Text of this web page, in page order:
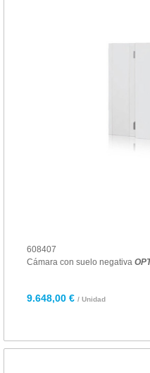
608407
Cámara con suelo negativa
9.648,00 € / Unidad